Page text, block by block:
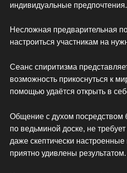
индивидуальные предпочтения.
Несложная предварительная
настроиться участникам на
Сеанс спиритизма
возможность прикоснуться к
помощью удаётся открыть в
Общение с духом посредством
по ведьминой доске, не требует
даже скептически
приятно удивлены результатом.